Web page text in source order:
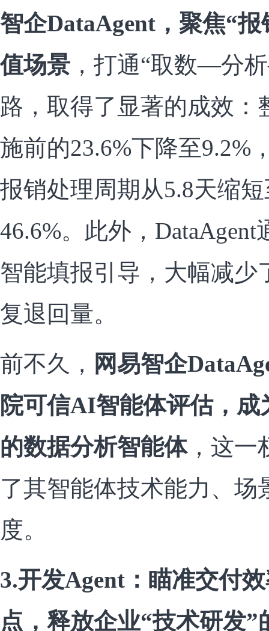
智企DataAgent，聚焦“
值场景 ，打通“取数—分
路，取得了显著的成效：
施前的23.6%下降至9.2%
报销处理周期从5.8天缩
46.6%。此外，
智能填报引导，大幅减少
复退回量。
前不久， 网易智企
院可信AI智能体评估，
的数据分析智能体，这一
了其智能体技术能力、场
度。
3.开发Agent：瞄准交付
点，释放企业“技术研发”